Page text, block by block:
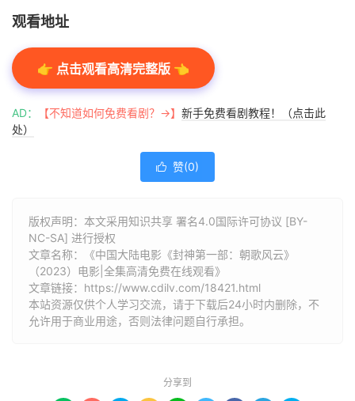
观看地址
👉 点击观看高清完整版 👈
AD： 【不知道如何免费看剧？→】 新手免费看剧教程！（点击此
处）
 赞(0)
版权声明：本文采用知识共享 署名4.0国际许可协议 [BY-
NC-SA] 进行授权
文章名称：《中国大陆电影《封神第一部：朝歌风云》
（2023）电影|全集高清免费在线观看》
文章链接： https://www.cdilv.com/18421.html
本站资源仅供个人学习交流，请于下载后24小时内删除，不
允许用于商业用途，否则法律问题自行承担。
分享到